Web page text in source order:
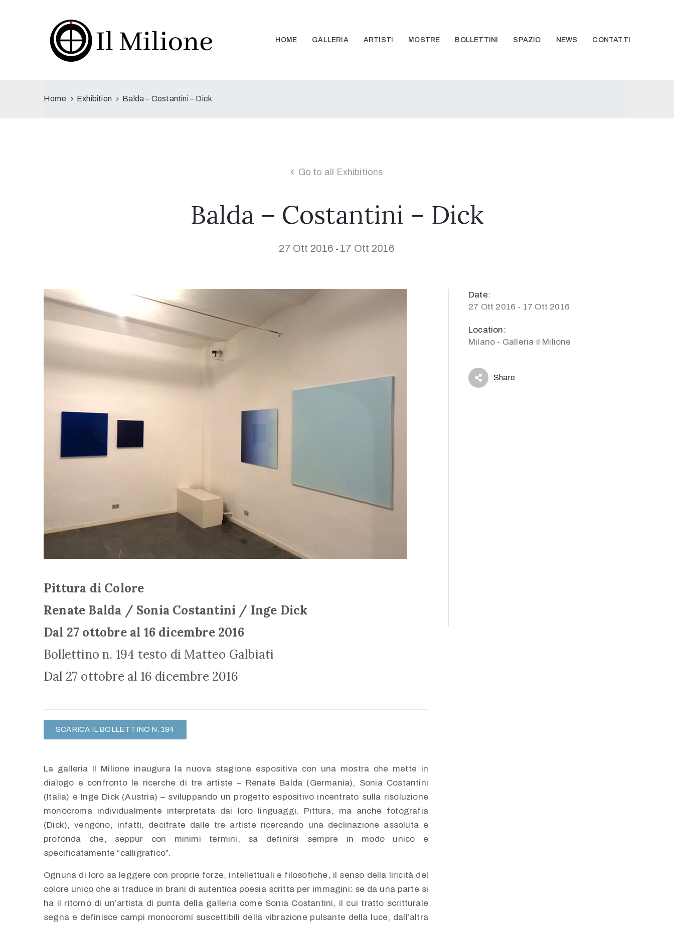
HOME GALLERIA ARTISTI MOSTRE BOLLETTINI SPAZIO NEWS CONTATTI
Home Exhibition Balda – Costantini – Dick
Go to all Exhibitions
Balda – Costantini – Dick
27 Ott 2016 - 17 Ott 2016
Pittura di Colore
Renate Balda / Sonia Costantini / Inge Dick
Dal 27 ottobre al 16 dicembre 2016
Bollettino n. 194 testo di Matteo Galbiati
Dal 27 ottobre al 16 dicembre 2016
SCARICA IL BOLLETTINO N. 194
La galleria Il Milione inaugura la nuova stagione espositiva con una mostra che mette in
dialogo e confronto le ricerche di tre artiste – Renate Balda (Germania), Sonia Costantini
(Italia) e Inge Dick (Austria) – sviluppando un progetto espositivo incentrato sulla risoluzione
monocroma individualmente interpretata dai loro linguaggi. Pittura, ma anche fotografia
(Dick), vengono, infatti, decifrate dalle tre artiste ricercando una declinazione assoluta e
profonda che, seppur con minimi termini, sa definirsi sempre in modo unico e
specificatamente “calligrafico”.
Ognuna di loro sa leggere con proprie forze, intellettuali e filosofiche, il senso della liricità del
colore unico che si traduce in brani di autentica poesia scritta per immagini: se da una parte si
ha il ritorno di un’artista di punta della galleria come Sonia Costantini, il cui tratto scritturale
segna e definisce campi monocromi suscettibili della vibrazione pulsante della luce, dall’altra
Date:
27 Ott 2016 - 17 Ott 2016
Location:
Milano - Galleria il Milione
Share